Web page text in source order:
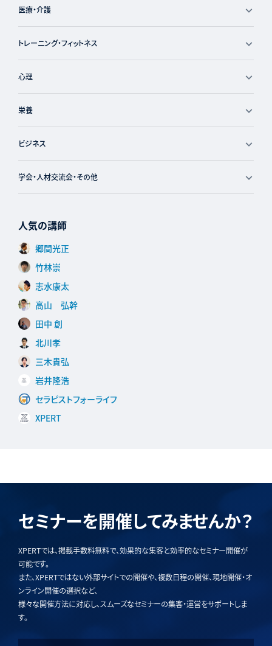
医療・介護
トレーニング・フィットネス
心理
栄養
ビジネス
学会・人材交流会・その他
人気の講師
郷間光正
竹林崇
志水康太
高山 弘幹
田中 創
北川孝
三木貴弘
岩井隆浩
セラピストフォーライフ
XPERT
セミナーを開催してみませんか？
XPERTでは、掲載手数料無料で、効果的な集客と効率的なセミナー開催が
可能です。
また、XPERTではない外部サイトでの開催や、複数日程の開催、現地開催・オ
ンライン開催の選択など、
様々な開催方法に対応し、スムーズなセミナーの集客・運営をサポートしま
す。